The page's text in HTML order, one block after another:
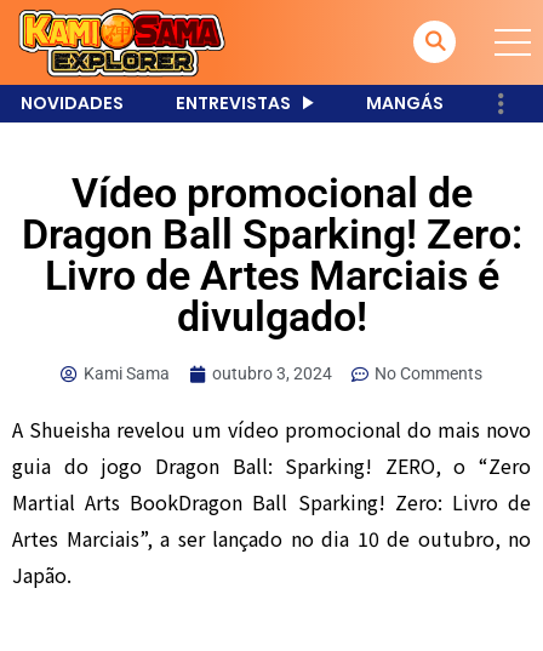
NOVIDADES ENTREVISTAS MANGÁS
Vídeo promocional de
Dragon Ball Sparking! Zero:
Livro de Artes Marciais é
divulgado!
Kami Sama outubro 3, 2024 No Comments
A Shueisha revelou um vídeo promocional do mais novo
guia do jogo Dragon Ball: Sparking! ZERO, o “Zero
Martial Arts BookDragon Ball Sparking! Zero: Livro de
Artes Marciais”, a ser lançado no dia 10 de outubro, no
Japão.